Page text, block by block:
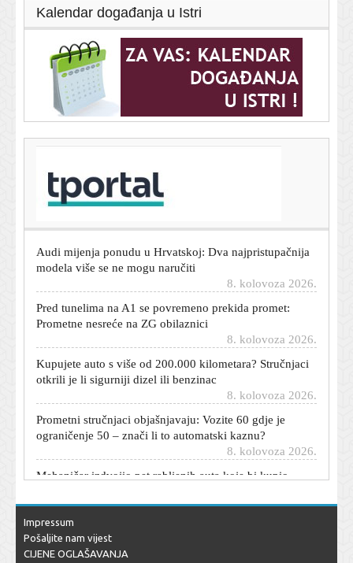
Kalendar događanja u Istri
Trener Hajduka otkrio veliki problem momčadi: 'To nas
je uništilo'
modela više se ne mogu naručiti
Prometne nesreće na ZG obilaznici
otkrili je li sigurniji dizel ili benzinac
ograničenje 50 – znači li to automatski kaznu?
8. kolovoza 2026.
odmah: Jedan je gotovo neuništiv
Odlazak iz Barcelone? Heroj SP-a ušao u pregovore s
novim klubom
Impressum
Pošaljite nam vijest
CIJENE OGLAŠAVANJA